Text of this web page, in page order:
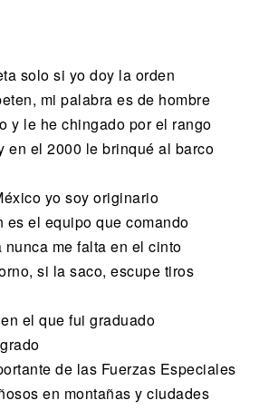
solo si yo doy la orden
mi palabra es de hombre
y le he chingado por el rango
en el 2000 le brinqué al barco
yo soy originario
es el equipo que comando
nunca me falta en el cinto
si la saco, escupe tiros
el que fui graduado
de las Fuerzas Especiales
en montañas y ciudades